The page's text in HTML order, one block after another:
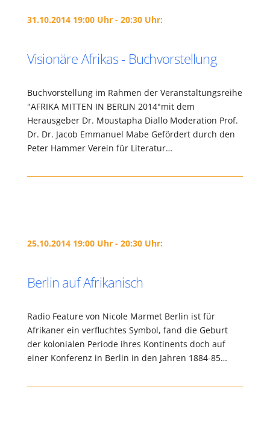
31.10.2014 19:00 Uhr - 20:30 Uhr:
Visionäre Afrikas - Buchvorstellung
Buchvorstellung im Rahmen der Veranstaltungsreihe
"AFRIKA MITTEN IN BERLIN 2014"mit dem
Herausgeber Dr. Moustapha Diallo Moderation Prof.
Dr. Dr. Jacob Emmanuel Mabe Gefördert durch den
Peter Hammer Verein für Literatur…
25.10.2014 19:00 Uhr - 20:30 Uhr:
Berlin auf Afrikanisch
Radio Feature von Nicole Marmet Berlin ist für
Afrikaner ein verfluchtes Symbol, fand die Geburt
der kolonialen Periode ihres Kontinents doch auf
einer Konferenz in Berlin in den Jahren 1884-85…